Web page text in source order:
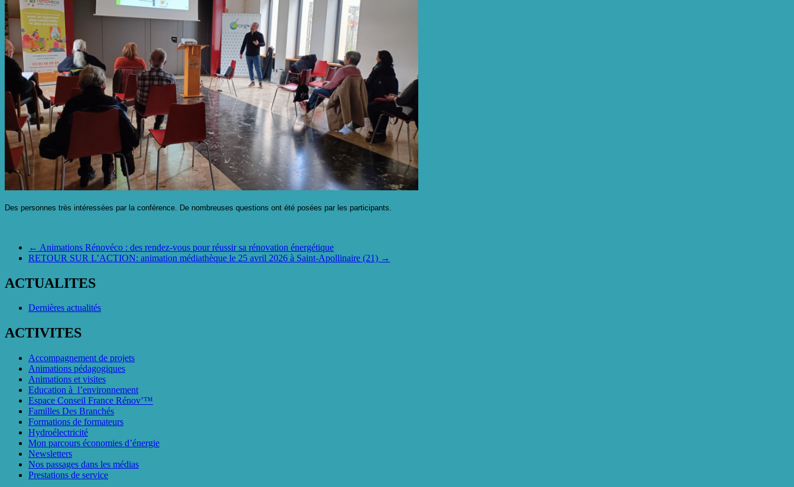
Des personnes très intéressées par la conférence. De nombreuses questions ont été posées par les participants.
← Animations Rénovéco : des rendez-vous pour réussir sa rénovation énergétique
RETOUR SUR L’ACTION: animation médiathèque le 25 avril 2026 à Saint-Apollinaire (21) →
ACTUALITES
Dernières actualités
ACTIVITES
Accompagnement de projets
Animations pédagogiques
Animations et visites
Education à l’environnement
Espace Conseil France Rénov’™
Familles Des Branchés
Formations de formateurs
Hydroélectricité
Mon parcours économies d’énergie
Newsletters
Nos passages dans les médias
Prestations de service